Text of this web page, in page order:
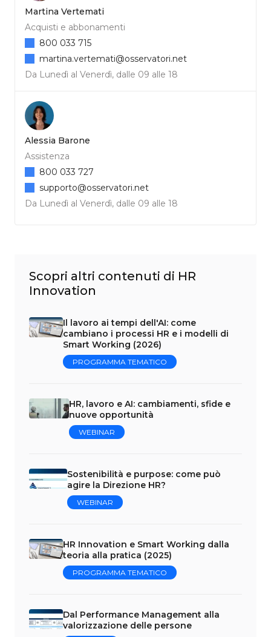
Martina Vertemati
Acquisti e abbonamenti
Da Lunedì al Venerdì, dalle 09 alle 18
800 033 715
martina.vertemati@osservatori.net
Alessia Barone
Assistenza
Da Lunedì al Venerdì, dalle 09 alle 18
800 033 727
supporto@osservatori.net
Scopri altri contenuti di HR
Innovation
Il lavoro ai tempi dell'AI: come
cambiano i processi HR e i modelli di
Smart Working (2026)
PROGRAMMA TEMATICO
HR, lavoro e AI: cambiamenti, sfide e
nuove opportunità
WEBINAR
Sostenibilità e purpose: come può
agire la Direzione HR?
WEBINAR
HR Innovation e Smart Working dalla
teoria alla pratica (2025)
PROGRAMMA TEMATICO
Dal Performance Management alla
valorizzazione delle persone